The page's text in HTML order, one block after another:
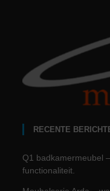
RECENTE
Q1 badkamermeubel
functionaliteit.